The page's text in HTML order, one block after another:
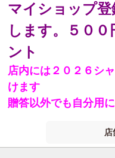
マイショップ登
します。５０
ント
店内には２０２６シ
けます
贈答以外でも自分用
店